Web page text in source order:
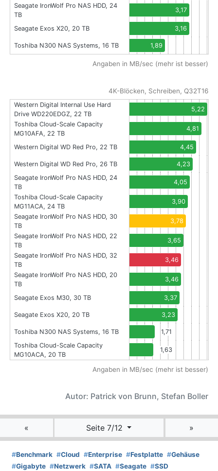
Seagate IronWolf Pro NAS HDD, 24
TB
3,17
Seagate Exos X20, 20 TB 3,16
Toshiba N300 NAS Systems, 16 TB 1,89
Angaben in MB/sec (mehr ist besser)
4K-Blöcken, Schreiben, Q32T16
Western Digital Internal Use Hard
Drive WD220EDGZ, 22 TB
5,22
Toshiba Cloud-Scale Capacity
MG10AFA, 22 TB
4,81
Western Digital WD Red Pro, 22 TB 4,45
Western Digital WD Red Pro, 26 TB
4,23
Seagate IronWolf Pro NAS HDD, 24
TB
4,05
Toshiba Cloud-Scale Capacity
MG11ACA, 24 TB
3,90
Seagate IronWolf Pro NAS HDD, 30
TB
3,78
Seagate IronWolf Pro NAS HDD, 22
TB
3,65
Seagate IronWolf Pro NAS HDD, 32
TB
3,46
Seagate IronWolf Pro NAS HDD, 20
TB
3,46
Seagate Exos M30, 30 TB 3,37
Seagate Exos X20, 20 TB 3,23
Toshiba N300 NAS Systems, 16 TB
1,71
Toshiba Cloud-Scale Capacity
MG10ACA, 20 TB
1,63
Angaben in MB/sec (mehr ist besser)
Autor: Patrick von Brunn, Stefan Boller
« Seite 7/12 »
#Benchmark #Cloud #Enterprise #Festplatte #Gehäuse
#Gigabyte #Netzwerk #SATA #Seagate #SSD